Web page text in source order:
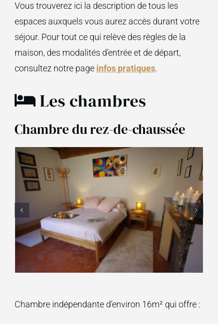
Vous trouverez ici la description de tous les
espaces auxquels vous aurez accès durant votre
séjour. Pour tout ce qui relève des règles de la
maison, des modalités d’entrée et de départ,
consultez notre page infos pratiques.
Les chambres
Chambre du rez-de-chaussée
Chambre indépendante d’environ 16m² qui offre :